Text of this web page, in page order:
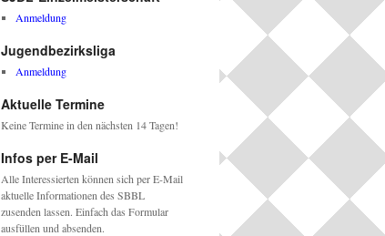
Anmeldung
Jugendbezirksliga
Anmeldung
Aktuelle Termine
Keine Termine in den nächsten 14 Tagen!
Infos per E-Mail
Alle Interessierten können sich per E-Mail
aktuelle Informationen des SBBL
zusenden lassen. Einfach das Formular
ausfüllen und absenden.